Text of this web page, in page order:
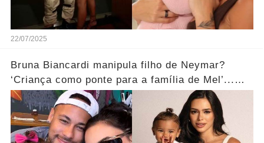
22/07/2025
Bruna Biancardi manipula filho de Neymar?
‘Criança como ponte para a família de Mel’...
Ver mais